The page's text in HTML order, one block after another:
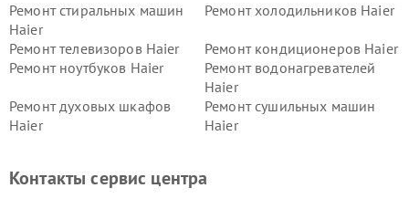
Ремонт стиральных машин
Haier
Ремонт холодильников Haier
Ремонт телевизоров Haier
Ремонт кондиционеров Haier
Ремонт ноутбуков Haier
Ремонт водонагревателей
Haier
Ремонт духовых шкафов
Haier
Ремонт сушильных машин
Haier
Ремонт роботов-пылесосов
Ремонт посудомоечных
Контакты сервис центра